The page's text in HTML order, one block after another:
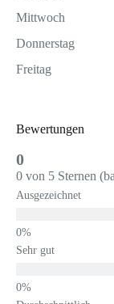
Mittwoch
Donnerstag
Freitag
Bewertungen
0
0 von 5 Sternen
Ausgezeichnet
Sehr gut